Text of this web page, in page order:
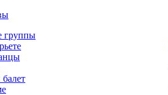
группы